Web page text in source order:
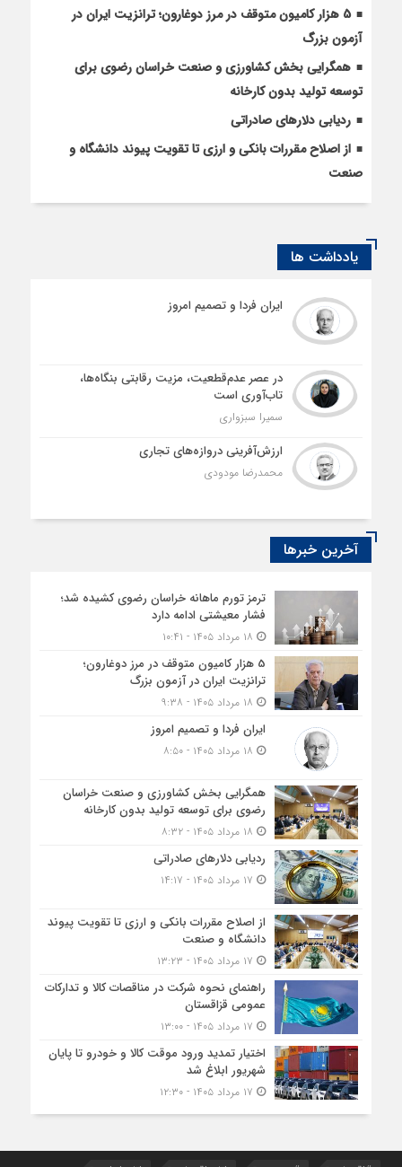
5 هزار کامیون متوقف در مرز دوغارون؛ ترانزیت ایران در
آزمون بزرگ
همگرایی بخش کشاورزی و صنعت خراسان رضوی برای
توسعه تولید بدون کارخانه
ردیابی دلارهای صادراتی
از اصلاح مقررات بانکی و ارزی تا تقویت پیوند دانشگاه و
صنعت
یادداشت ها
ایران فردا و تصمیم امروز
در عصر عدم‌قطعیت، مزیت رقابتی بنگاه‌ها،
تاب‌آوری است
سمیرا سبزواری
ارزش‌آفرینی دروازه‌های تجاری
محمدرضا مودودی
آخرین خبرها
ترمز تورم ماهانه خراسان رضوی کشیده شد؛
فشار معیشتی ادامه دارد
5 هزار کامیون متوقف در مرز دوغارون؛
ترانزیت ایران در آزمون بزرگ
ایران فردا و تصمیم امروز
همگرایی بخش کشاورزی و صنعت خراسان
رضوی برای توسعه تولید بدون کارخانه
ردیابی دلارهای صادراتی
از اصلاح مقررات بانکی و ارزی تا تقویت پیوند
دانشگاه و صنعت
راهنمای نحوه شرکت در مناقصات کالا و تدارکات
عمومی قزاقستان
اختیار تمدید ورود موقت کالا و خودرو تا پایان
شهریور ابلاغ شد